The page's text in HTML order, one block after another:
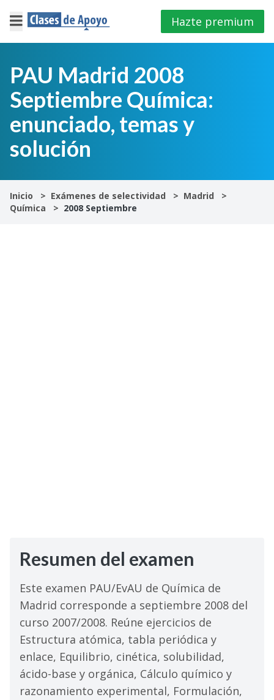
×
Iniciar
sesión
4º
E.S.O
1º
Bachillerato
Hazte premium
PAU Madrid 2008
Septiembre Química:
enunciado, temas y
solución
Inicio Exámenes de selectividad
Madrid
Química
2008 Septiembre
Resumen del examen
Este examen PAU/EvAU de Química de
Madrid corresponde a septiembre 2008 del
curso 2007/2008. Reúne ejercicios de
Estructura atómica, tabla periódica y
enlace, Equilibrio, cinética, solubilidad,
ácido-base y orgánica, Cálculo químico y
razonamiento experimental, Formulación,